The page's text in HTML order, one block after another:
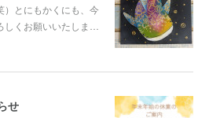
）とにもかくにも、今
くお願いいたしま…
せ